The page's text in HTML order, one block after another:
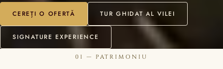
CEREȚI O OFERTĂ TUR GHIDAT AL VILEI
SIGNATURE EXPERIENCE
01 — PATRIMONIU